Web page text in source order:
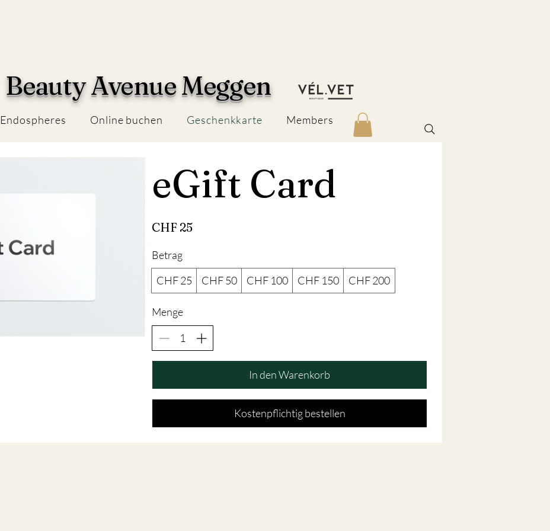
Beauty Avenue Meggen
Endospheres Online buchen Geschenkkarte Members
eGift Card
CHF 25
Betrag
CHF 25
CHF 50 CHF 100 CHF 150 CHF 200
Menge
In den Warenkorb
Kostenpflichtig bestellen